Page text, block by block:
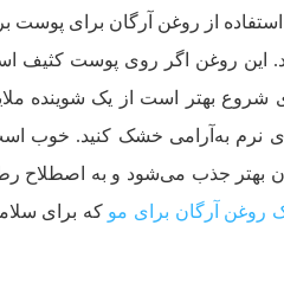
از روغن آرگان برای پوست
این روغن اگر روی پوست کثیف
بهتر است از یک شوینده
نرم به‌آرامی خشک کنید. خوب
بهتر جذب می‌شود و به اصطلاح
روغن آرگان برای مو که برای